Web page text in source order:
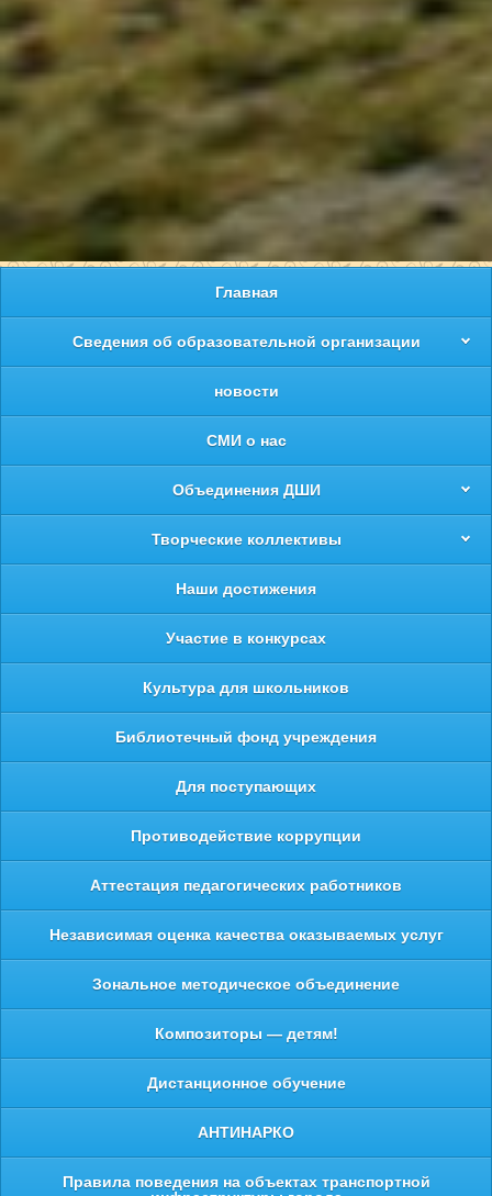
Главная
Сведения об образовательной организации
новости
СМИ о нас
Объединения ДШИ
Творческие коллективы
Наши достижения
Участие в конкурсах
Культура для школьников
Библиотечный фонд учреждения
Для поступающих
Противодействие коррупции
Аттестация педагогических работников
Независимая оценка качества оказываемых услуг
Зональное методическое объединение
Композиторы — детям!
Дистанционное обучение
АНТИНАРКО
Правила поведения на объектах транспортной